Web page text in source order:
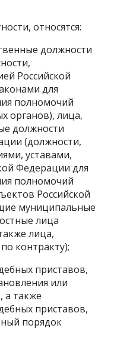
относятся:
должности
Российской
для
полномочий
органов), лица,
должности
(должности,
уставами,
Федерации для
полномочий
Российской
муниципальные
лица
лица,
контракту);
приставов,
или
а также
приставов,
порядок